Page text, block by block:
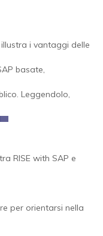
i vantaggi delle
basate,
Leggendolo,
RISE with SAP e
per orientarsi nella